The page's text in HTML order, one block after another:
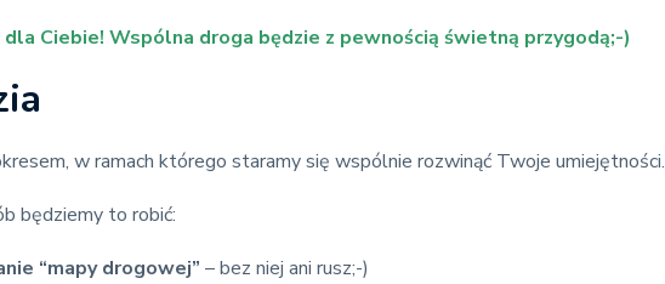
Ciebie! Wspólna droga będzie z pewnością świetną przygodą;-)
w ramach którego staramy się wspólnie rozwinąć Twoje umiejętności.
będziemy to robić:
“mapy drogowej” – bez niej ani rusz;-)